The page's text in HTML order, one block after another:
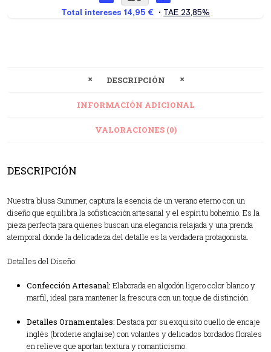
DESCRIPCIÓN
INFORMACIÓN ADICIONAL
VALORACIONES (0)
DESCRIPCIÓN
Nuestra blusa Summer, captura la esencia de un verano eterno con un
diseño que equilibra la sofisticación artesanal y el espíritu bohemio. Es la
pieza perfecta para quienes buscan una elegancia relajada y una prenda
atemporal donde la delicadeza del detalle es la verdadera protagonista.
Detalles del Diseño:
Confección Artesanal: Elaborada en algodón ligero color blanco y
marfil, ideal para mantener la frescura con un toque de distinción.
Detalles Ornamentales: Destaca por su exquisito cuello de encaje
inglés (broderie anglaise) con volantes y delicados bordados florales
en relieve que aportan textura y romanticismo.